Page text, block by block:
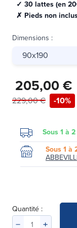
✓ 30 lattes (en
✗ Pieds non
Dimensions :
90x190
205,00 €
229,00 € -10%
Sous 1 à
Sous 1 à
Quantité :